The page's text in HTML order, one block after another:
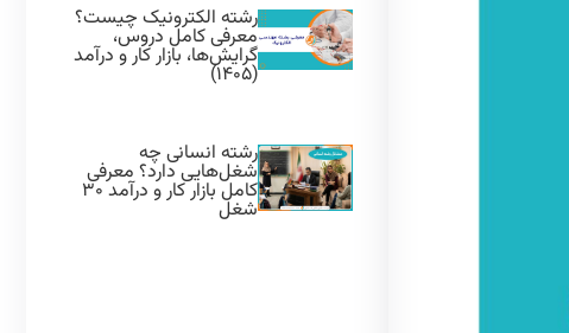
رشته الکترونیک چیست؟
معرفی کامل دروس،
گرایش‌ها، بازار کار و درآمد
(۱۴۰۵)
رشته انسانی چه
شغل‌هایی دارد؟ معرفی
کامل بازار کار و درآمد ۳۰
شغل